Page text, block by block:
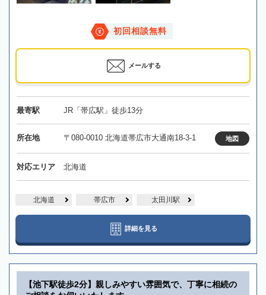
初回相談無料
メールする
最寄駅 JR「帯広駅」徒歩13分
所在地 〒080-0010 北海道帯広市大通南18-3-1 地図
対応エリア 北海道
北海道 帯広市 太田川駅
詳細を見る
【池下駅徒歩2分】親しみやすい雰囲気で、丁寧に相続の